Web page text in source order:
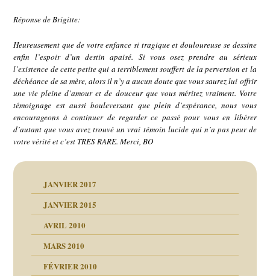
Réponse de Brigitte:
Heureusement que de votre enfance si tragique et douloureuse se dessine
enfin l’espoir d’un destin apaisé. Si vous osez prendre au sérieux
l’existence de cette petite qui a terriblement souffert de la perversion et la
déchéance de sa mère, alors il n’y a aucun doute que vous saurez lui offrir
une vie pleine d’amour et de douceur que vous méritez vraiment. Votre
témoignage est aussi bouleversant que plein d’espérance, nous vous
encourageons à continuer de regarder ce passé pour vous en libérer
d’autant que vous avez trouvé un vrai témoin lucide qui n’a pas peur de
votre vérité et c’est TRES RARE. Merci, BO
JANVIER 2017
JANVIER 2015
AVRIL 2010
MARS 2010
FÉVRIER 2010